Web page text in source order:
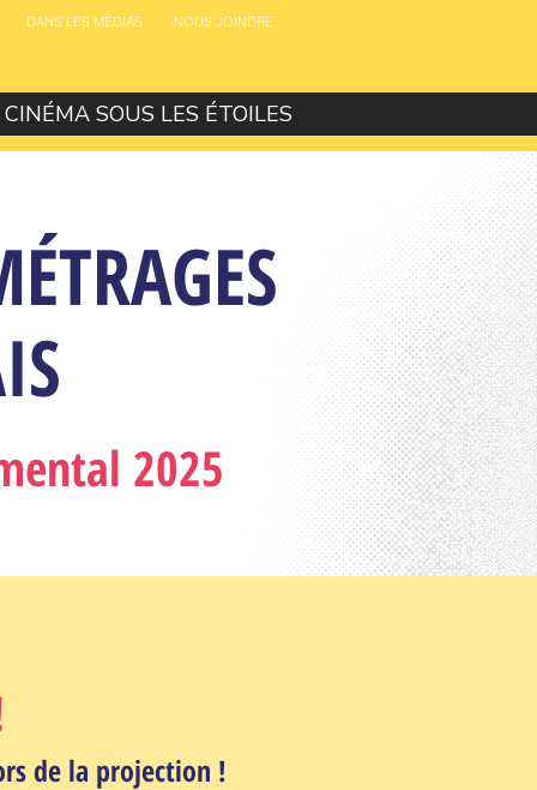
DANS LES MÉDIAS NOUS JOINDRE
CINÉMA SOUS LES ÉTOILES
2025
de la projection !